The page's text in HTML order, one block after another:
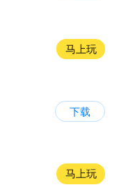
马上玩
下载
马上玩